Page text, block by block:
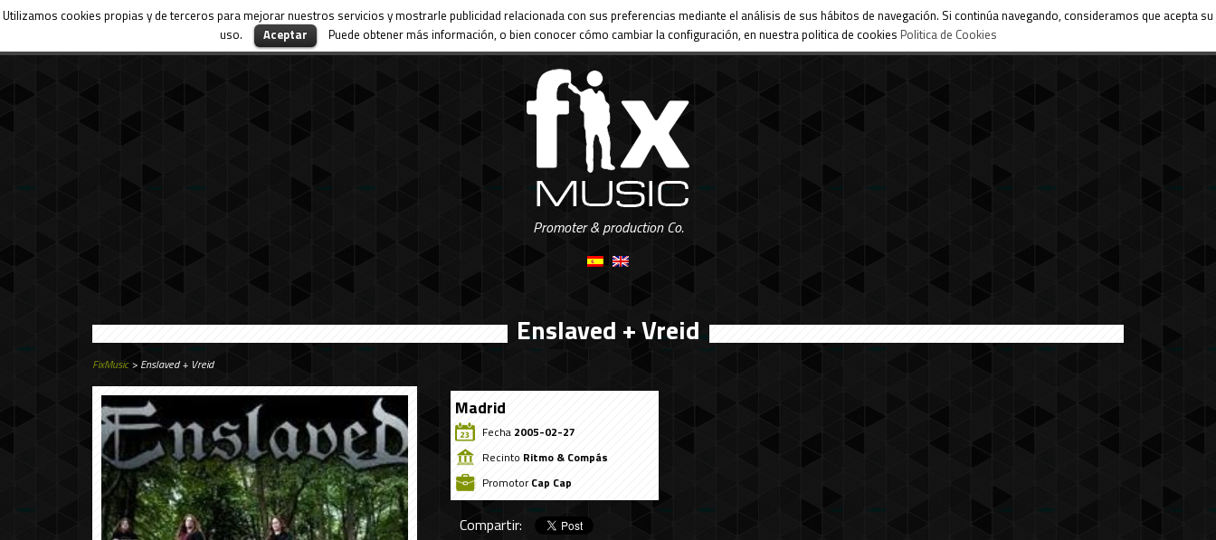
Utilizamos cookies propias y de terceros para mejorar nuestros servicios y mostrarle publicidad relacionada con sus preferencias mediante el análisis de sus hábitos de navegación. Si continúa navegando, consideramos que acepta su
uso.
Aceptar Puede obtener más información, o bien conocer cómo cambiar la configuración, en nuestra politica de cookies Politica de Cookies
Promoter & production Co.
Enslaved + Vreid
FixMusic> Enslaved + Vreid
Madrid
Fecha 2005-02-27
Recinto Ritmo & Compás
PromotorCap Cap
Compartir: